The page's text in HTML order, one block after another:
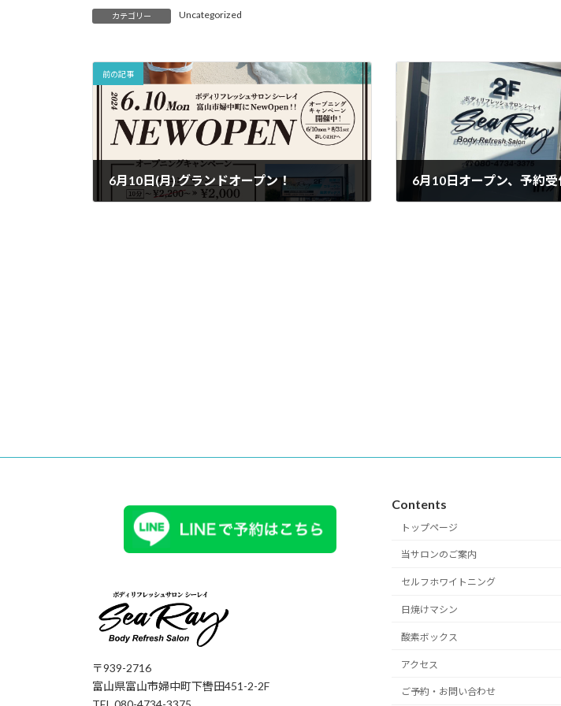
カテゴリー Uncategorized
前の記事
6月10日(月) グランドオープン！ 6月10日オープン、予約受
〒939-2716
富山県富山市婦中町下轡田451-2-2F
Contents
トップページ
当サロンのご案内
セルフホワイトニング
日焼けマシン
酸素ボックス
アクセス
ご予約・お問い合わせ